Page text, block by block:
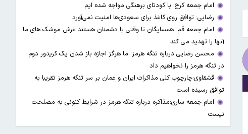
امام جمعه کرج: با کودتای برهنگی مواجه شده ایم
رضایی: توافق روی کاغذ برای سعودی‌ها امنیت نمی‌آورد
امام جمعه قم: همسایگان تا وقتی با دشمنان هستند غرش موشک های ما
آنها را تهدید می کند
محسن رضایی درباره تنگه هرمز؛ ما هرگز اجازه باز شدن یک کریدور دوم
در تنگه هرمز را نخواهیم داد
قشقاوی:چارچوب کلی مذاکرات ایران و عمان بر سر تنگه هرمز تقریبا به
توافق رسیده است
امام جمعه ساری:مذاکره درباره تنگه هرمز در شرایط کنونی به مصلحت
نیست